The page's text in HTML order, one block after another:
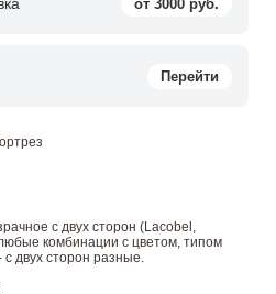
от 3000 руб.
Перейти
с двух сторон (Lacobel,
комбинации с цветом, типом
с двух сторон разные.